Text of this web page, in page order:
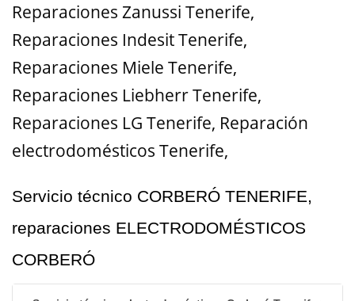
Reparaciones Zanussi Tenerife,
Reparaciones Indesit Tenerife,
Reparaciones Miele Tenerife,
Reparaciones Liebherr Tenerife,
Reparaciones LG Tenerife, Reparación
electrodomésticos Tenerife,
Servicio técnico CORBERÓ TENERIFE,
reparaciones ELECTRODOMÉSTICOS
CORBERÓ